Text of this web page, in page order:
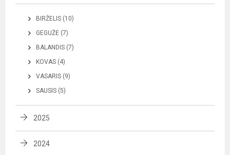
BIRŽELIS (10)
GEGUŽĖ (7)
BALANDIS (7)
KOVAS (4)
VASARIS (9)
SAUSIS (5)
2025
2024